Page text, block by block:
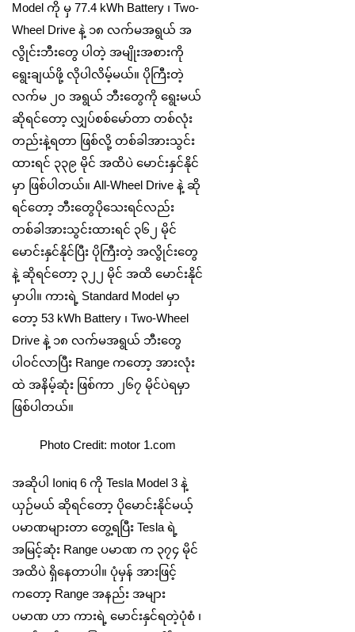
Model ကို မှ 77.4 kWh Battery ၊ Two-
Wheel Drive နဲ့ ၁၈ လက်မအရွယ် အ
လွိုင်းဘီးတွေ ပါတဲ့ အမျိုးအစားကို
ရွေးချယ်ဖို့ လိုပါလိမ့်မယ်။ ပိုကြီးတဲ့
လက်မ ၂၀ အရွယ် ဘီးတွေကို ရွေးမယ်
ဆိုရင်တော့ လျှပ်စစ်မော်တာ တစ်လုံး
တည်းနဲ့ရတာ ဖြစ်လို့ တစ်ခါအားသွင်း
ထားရင် ၃၃၉ မိုင် အထိပဲ မောင်းနှင်နိုင်
မှာ ဖြစ်ပါတယ်။ All-Wheel Drive နဲ့ ဆို
ရင်တော့ ဘီးတွေပိုသေးရင်လည်း
တစ်ခါအားသွင်းထားရင် ၃၆၂ မိုင်
မောင်းနှင်နိုင်ပြီး ပိုကြီးတဲ့ အလွိုင်းတွေ
နဲ့ ဆိုရင်တော့ ၃၂၂ မိုင် အထိ မောင်းနိုင်
မှာပါ။ ကားရဲ့ Standard Model မှာ
တော့ 53 kWh Battery ၊ Two-Wheel
Drive နဲ့ ၁၈ လက်မအရွယ် ဘီးတွေ
ပါဝင်လာပြီး Range ကတော့ အားလုံး
ထဲ အနိမ့်ဆုံး ဖြစ်ကာ ၂၆၇ မိုင်ပဲရမှာ
ဖြစ်ပါတယ်။
Photo Credit: motor 1.com
အဆိုပါ Ioniq 6 ကို Tesla Model 3 နဲ့
ယှဉ်မယ် ဆိုရင်တော့ ပိုမောင်းနိုင်မယ့်
ပမာဏများတာ တွေ့ရပြီး Tesla ရဲ့
အမြင့်ဆုံး Range ပမာဏ က ၃၇၄ မိုင်
အထိပဲ ရှိနေတာပါ။ ပုံမှန် အားဖြင့်
ကတော့ Range အနည်း အများ
ပမာဏ ဟာ ကားရဲ့ မောင်းနှင်ရတဲ့ပုံစံ ၊